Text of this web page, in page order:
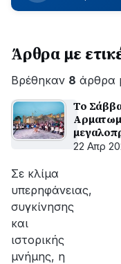
ώρες
εξέλιξη
οι
εργασίες
ΔΕΔΔΗΕ
για
την
αποκατάσταση
της
βλάβης
Άρθρα με
Βρέθηκαν 8 άρθρα
Το
22 Απρ
Σε κλίμα
υπερηφάνειας,
συγκίνησης
και
ιστορικής
μνήμης, η